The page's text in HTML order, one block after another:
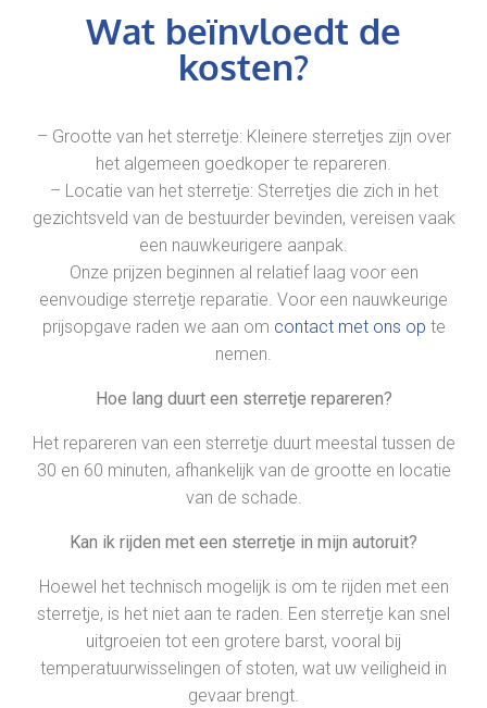
Wat beïnvloedt de
kosten?
– Grootte van het sterretje: Kleinere sterretjes zijn over
het algemeen goedkoper te repareren.
– Locatie van het sterretje: Sterretjes die zich in het
gezichtsveld van de bestuurder bevinden, vereisen vaak
een nauwkeurigere aanpak.
Onze prijzen beginnen al relatief laag voor een
eenvoudige sterretje reparatie. Voor een nauwkeurige
prijsopgave raden we aan om contact met ons op te
nemen.
Hoe lang duurt een sterretje repareren?
Het repareren van een sterretje duurt meestal tussen de
30 en 60 minuten, afhankelijk van de grootte en locatie
van de schade.
Kan ik rijden met een sterretje in mijn autoruit?
Hoewel het technisch mogelijk is om te rijden met een
sterretje, is het niet aan te raden. Een sterretje kan snel
uitgroeien tot een grotere barst, vooral bij
temperatuurwisselingen of stoten, wat uw veiligheid in
gevaar brengt.